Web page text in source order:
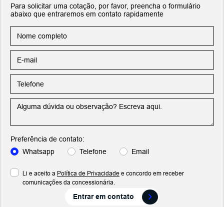
Para solicitar uma cotação, por favor, preencha o formulário
abaixo que entraremos em contato rapidamente
Preferência de contato:
Whatsapp
Telefone Email
Li e aceito a Política de Privacidade e concordo em receber
comunicações da concessionária.
Entrar em contato